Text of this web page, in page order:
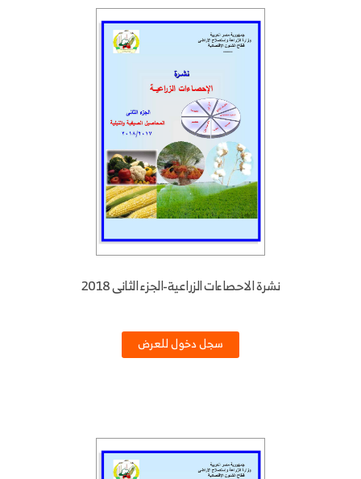
نشرة الاحصاءات الزراعية-الجزء الثانى 2018
سجل دخول للعرض